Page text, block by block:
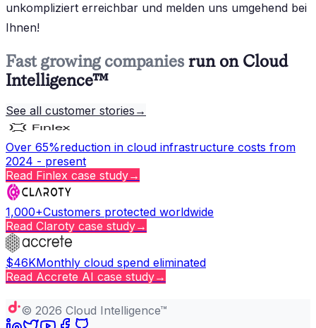
unkompliziert erreichbar und melden uns umgehend bei
Ihnen!
Fast growing companies run on Cloud
Intelligence™
See all customer stories →
Over 65%reduction in cloud infrastructure costs from
2024 - present
Read Finlex case study→
1,000+Customers protected worldwide
Read Claroty case study→
$46KMonthly cloud spend eliminated
Read Accrete AI case study→
© 2026 Cloud Intelligence™